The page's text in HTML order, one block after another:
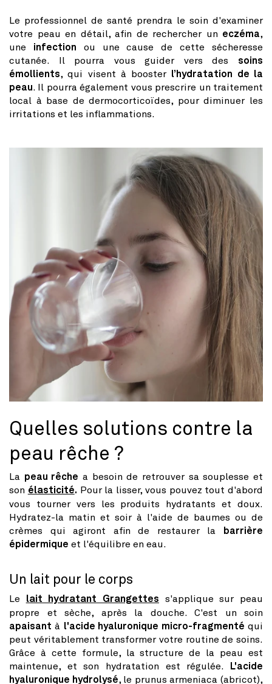
Le professionnel de santé prendra le soin d'examiner
votre peau en détail, afin de rechercher un eczéma,
une infection ou une cause de cette sécheresse
cutanée. Il pourra vous guider vers des soins
émollients, qui visent à booster l’hydratation de la
peau. Il pourra également vous prescrire un traitement
local à base de dermocorticoïdes, pour diminuer les
irritations et les inflammations.
Quelles solutions contre la
peau rêche ?
La peau rêche a besoin de retrouver sa souplesse et
son élasticité. Pour la lisser, vous pouvez tout d'abord
vous tourner vers les produits hydratants et doux.
Hydratez-la matin et soir à l'aide de baumes ou de
crèmes qui agiront afin de restaurer la
barrière
épidermique et l'équilibre en eau.
Un lait pour le corps
Le lait hydratant Grangettes s'applique sur peau
propre et sèche, après la douche. C'est un soin
apaisant à l'acide hyaluronique micro-fragmenté qui
peut véritablement transformer votre routine de soins.
Grâce à cette formule, la structure de la peau est
maintenue, et son hydratation est régulée.
L'acide
hyaluronique hydrolysé, le prunus armeniaca (abricot),